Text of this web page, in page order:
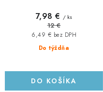
Do týždňa
6,49 € bez DPH
7,98 € / ks
12 €
DO KOŠÍKA